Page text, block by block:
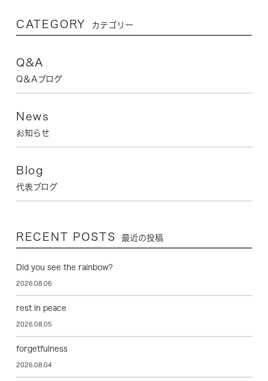
CATEGORY カテゴリー
Q&A
Q＆Aブログ
News
お知らせ
Blog
代表ブログ
RECENT POSTS 最近の投稿
Did you see the rainbow?
2026.08.06
rest in peace
2026.08.05
forgetfulness
2026.08.04